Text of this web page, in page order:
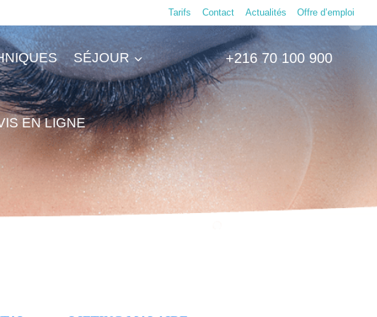
Tarifs Contact Actualités Offre d’emploi
SÉJOUR
EN LIGNE
+216 70 100 900